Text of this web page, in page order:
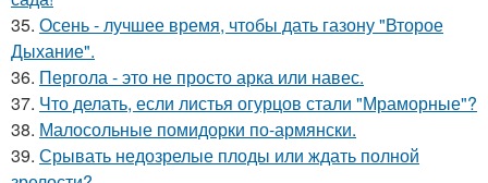
35. Осень - лучшее время, чтобы дать газону "Второе
Дыхание".
36. Пергола - это не просто арка или навес.
37. Что делать, если листья огурцов стали "Мраморные"?
38. Малосольные помидорки по-армянски.
39. Срывать недозрелые плоды или ждать полной